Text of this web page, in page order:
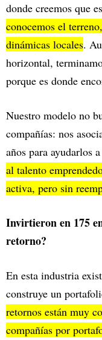
donde creemos que
conocemos el
dinámicas locales.
horizontal,
porque es donde
Nuestro modelo no
compañías: nos
años para ayudarlos
al talento
activa, pero sin
Invirtieron en 175
retorno?
En esta industria
construye un
retornos están muy
compañías por